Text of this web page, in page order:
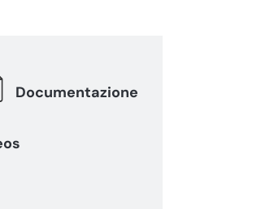
Documentazione